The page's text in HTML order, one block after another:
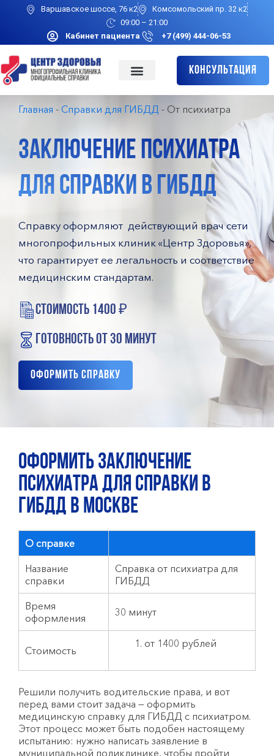
Варшавское шоссе, 76 к2
Комсомольский пр. 32 к2
09:00 – 21:00
Кабинет пациента
+7 (499) 444-06-53
Консультация
Главная - Справки для ГИБДД - От психиатра
ЗАКЛЮЧЕНИЕ ПСИХИАТРА
ДЛЯ СПРАВКИ В ГИБДД
Справку оформляют действующий врач сети
многопрофильных клиник «Центр Здоровья»,
что гарантирует ее легальность и соответствие
медицинским стандартам.
стоимость 1400 ₽
готовность от 30 минут
Оформить справку
ОФОРМИТЬ ЗАКЛЮЧЕНИЕ
ПСИХИАТРА ДЛЯ СПРАВКИ В
ГИБДД В МОСКВЕ
О справке
Название
справки
Справка от психиатра для
ГИБДД
Время
оформления
30 минут
Стоимость
от 1400 рублей
Решили получить водительские права, и вот
перед вами стоит задача — оформить
медицинскую справку для ГИБДД с психиатром.
Этот процесс может быть подобен настоящему
испытанию: нужно написать заявление в
муниципальной поликлинике, чтобы пройти